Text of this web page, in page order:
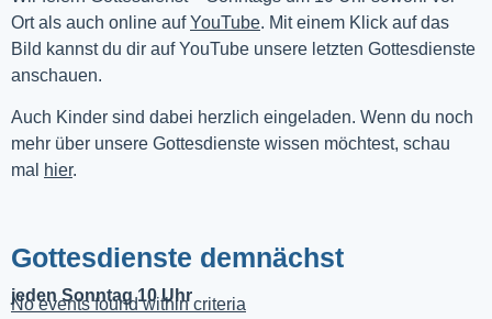
Ort als auch online auf YouTube. Mit einem Klick auf das
Bild kannst du dir auf YouTube unsere letzten Gottesdienste
anschauen.
Auch Kinder sind dabei herzlich eingeladen. Wenn du noch
mehr über unsere Gottesdienste wissen möchtest, schau
mal
hier.
Gottesdienste demnächst
jeden Sonntag 10 Uhr
No events found within criteria